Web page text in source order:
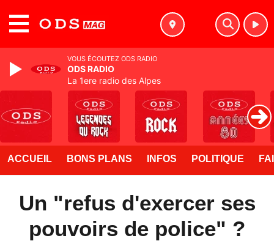
ACCUEIL BONS PLANS INFOS POLITIQUE
Un "refus d'exercer ses
pouvoirs de police" ?
VOUS ÉCOUTEZ ODS RADIO
ODS RADIO
La 1ere radio des Alpes